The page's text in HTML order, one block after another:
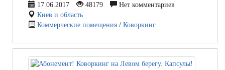
17.06.2017
48179
Нет комментариев
Киев и область
Коммерческие помещения / Коворкинг